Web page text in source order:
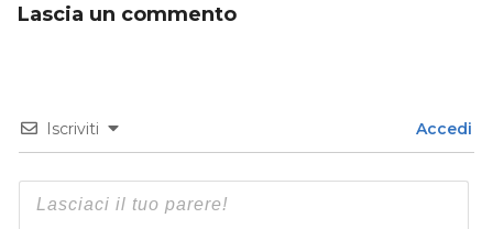
Lascia un commento
Iscriviti Accedi